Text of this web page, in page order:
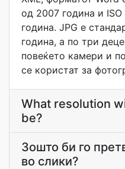
од 2007 година и
година. JPG е
година, а по три
повеќето камери и
се користат за
What resolution
be?
Зошто би го
во слики?